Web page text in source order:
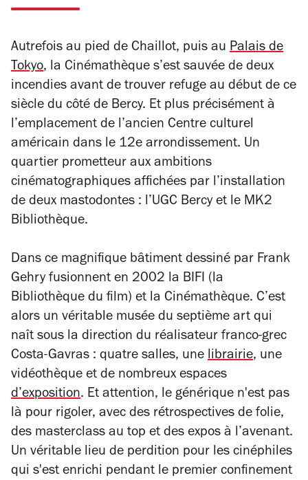
Autrefois au pied de Chaillot, puis au Palais de
Tokyo, la Cinémathèque s’est sauvée de deux
incendies avant de trouver refuge au début de ce
siècle du côté de Bercy. Et plus précisément à
l’emplacement de l’ancien Centre culturel
américain dans le 12e arrondissement. Un
quartier prometteur aux ambitions
cinématographiques affichées par l’installation
de deux mastodontes : l’UGC Bercy et le MK2
Bibliothèque.
Dans ce magnifique bâtiment dessiné par Frank
Gehry fusionnent en 2002 la BIFI (la
Bibliothèque du film) et la Cinémathèque. C’est
alors un véritable musée du septième art qui
naît sous la direction du réalisateur franco-grec
Costa-Gavras : quatre salles, une librairie, une
vidéothèque et de nombreux espaces
d’exposition. Et attention, le générique n'est pas
là pour rigoler, avec des rétrospectives de folie,
des masterclass au top et des expos à l’avenant.
Un véritable lieu de perdition pour les cinéphiles
qui s'est enrichi pendant le premier confinement